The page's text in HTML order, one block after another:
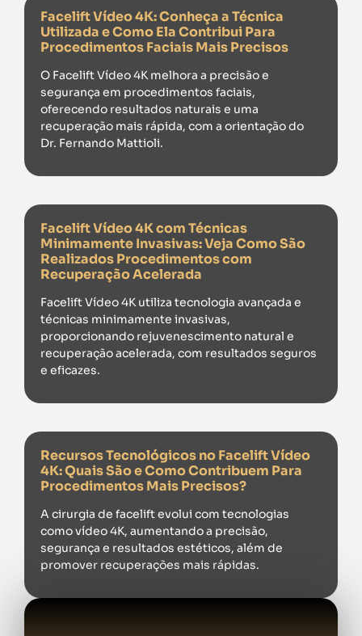
Facelift Vídeo 4K: Conheça a Técnica
Utilizada e Como Ela Contribui Para
Procedimentos Faciais Mais Precisos
O Facelift Vídeo 4K melhora a precisão e
segurança em procedimentos faciais,
oferecendo resultados naturais e uma
recuperação mais rápida, com a orientação do
Dr. Fernando Mattioli.
Facelift Vídeo 4K com Técnicas
Minimamente Invasivas: Veja Como São
Realizados Procedimentos com
Recuperação Acelerada
Facelift Vídeo 4K utiliza tecnologia avançada e
técnicas minimamente invasivas,
proporcionando rejuvenescimento natural e
recuperação acelerada, com resultados seguros
e eficazes.
Recursos Tecnológicos no Facelift Vídeo
4K: Quais São e Como Contribuem Para
Procedimentos Mais Precisos?
A cirurgia de facelift evolui com tecnologias
como vídeo 4K, aumentando a precisão,
segurança e resultados estéticos, além de
promover recuperações mais rápidas.